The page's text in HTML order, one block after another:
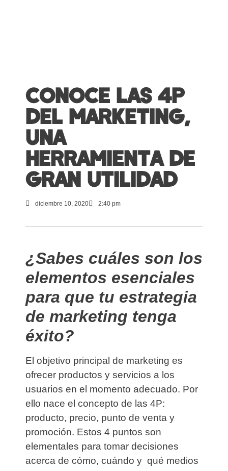
CONOCE LAS 4P
DEL MARKETING,
UNA
HERRAMIENTA DE
GRAN UTILIDAD
diciembre 10, 2020 2:40 pm
¿Sabes cuáles son los
elementos esenciales
para que tu estrategia
de marketing tenga
éxito?
El objetivo principal de marketing es
ofrecer productos y servicios a los
usuarios en el momento adecuado. Por
ello nace el concepto de las 4P:
producto, precio, punto de venta y
promoción. Estos 4 puntos son
elementales para tomar decisiones
acerca de cómo, cuándo y qué medios